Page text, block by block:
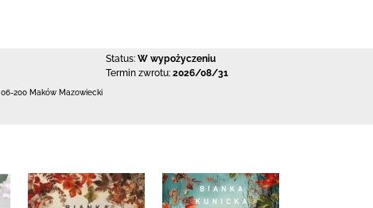
Status: W wypożyczeniu
Termin zwrotu: 2026/08/31
06-200 Maków Mazowiecki